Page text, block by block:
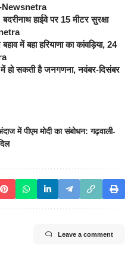
Newsnetra
हाईवे पर 15 मीटर सुरक्षा
में बहा हरियाणा का कांवड़िया, 24
हो सकती है जनगणना, नवंबर-दिसंबर
में पीएम मोदी का संबोधन: गढ़वाली-
Leave a comment